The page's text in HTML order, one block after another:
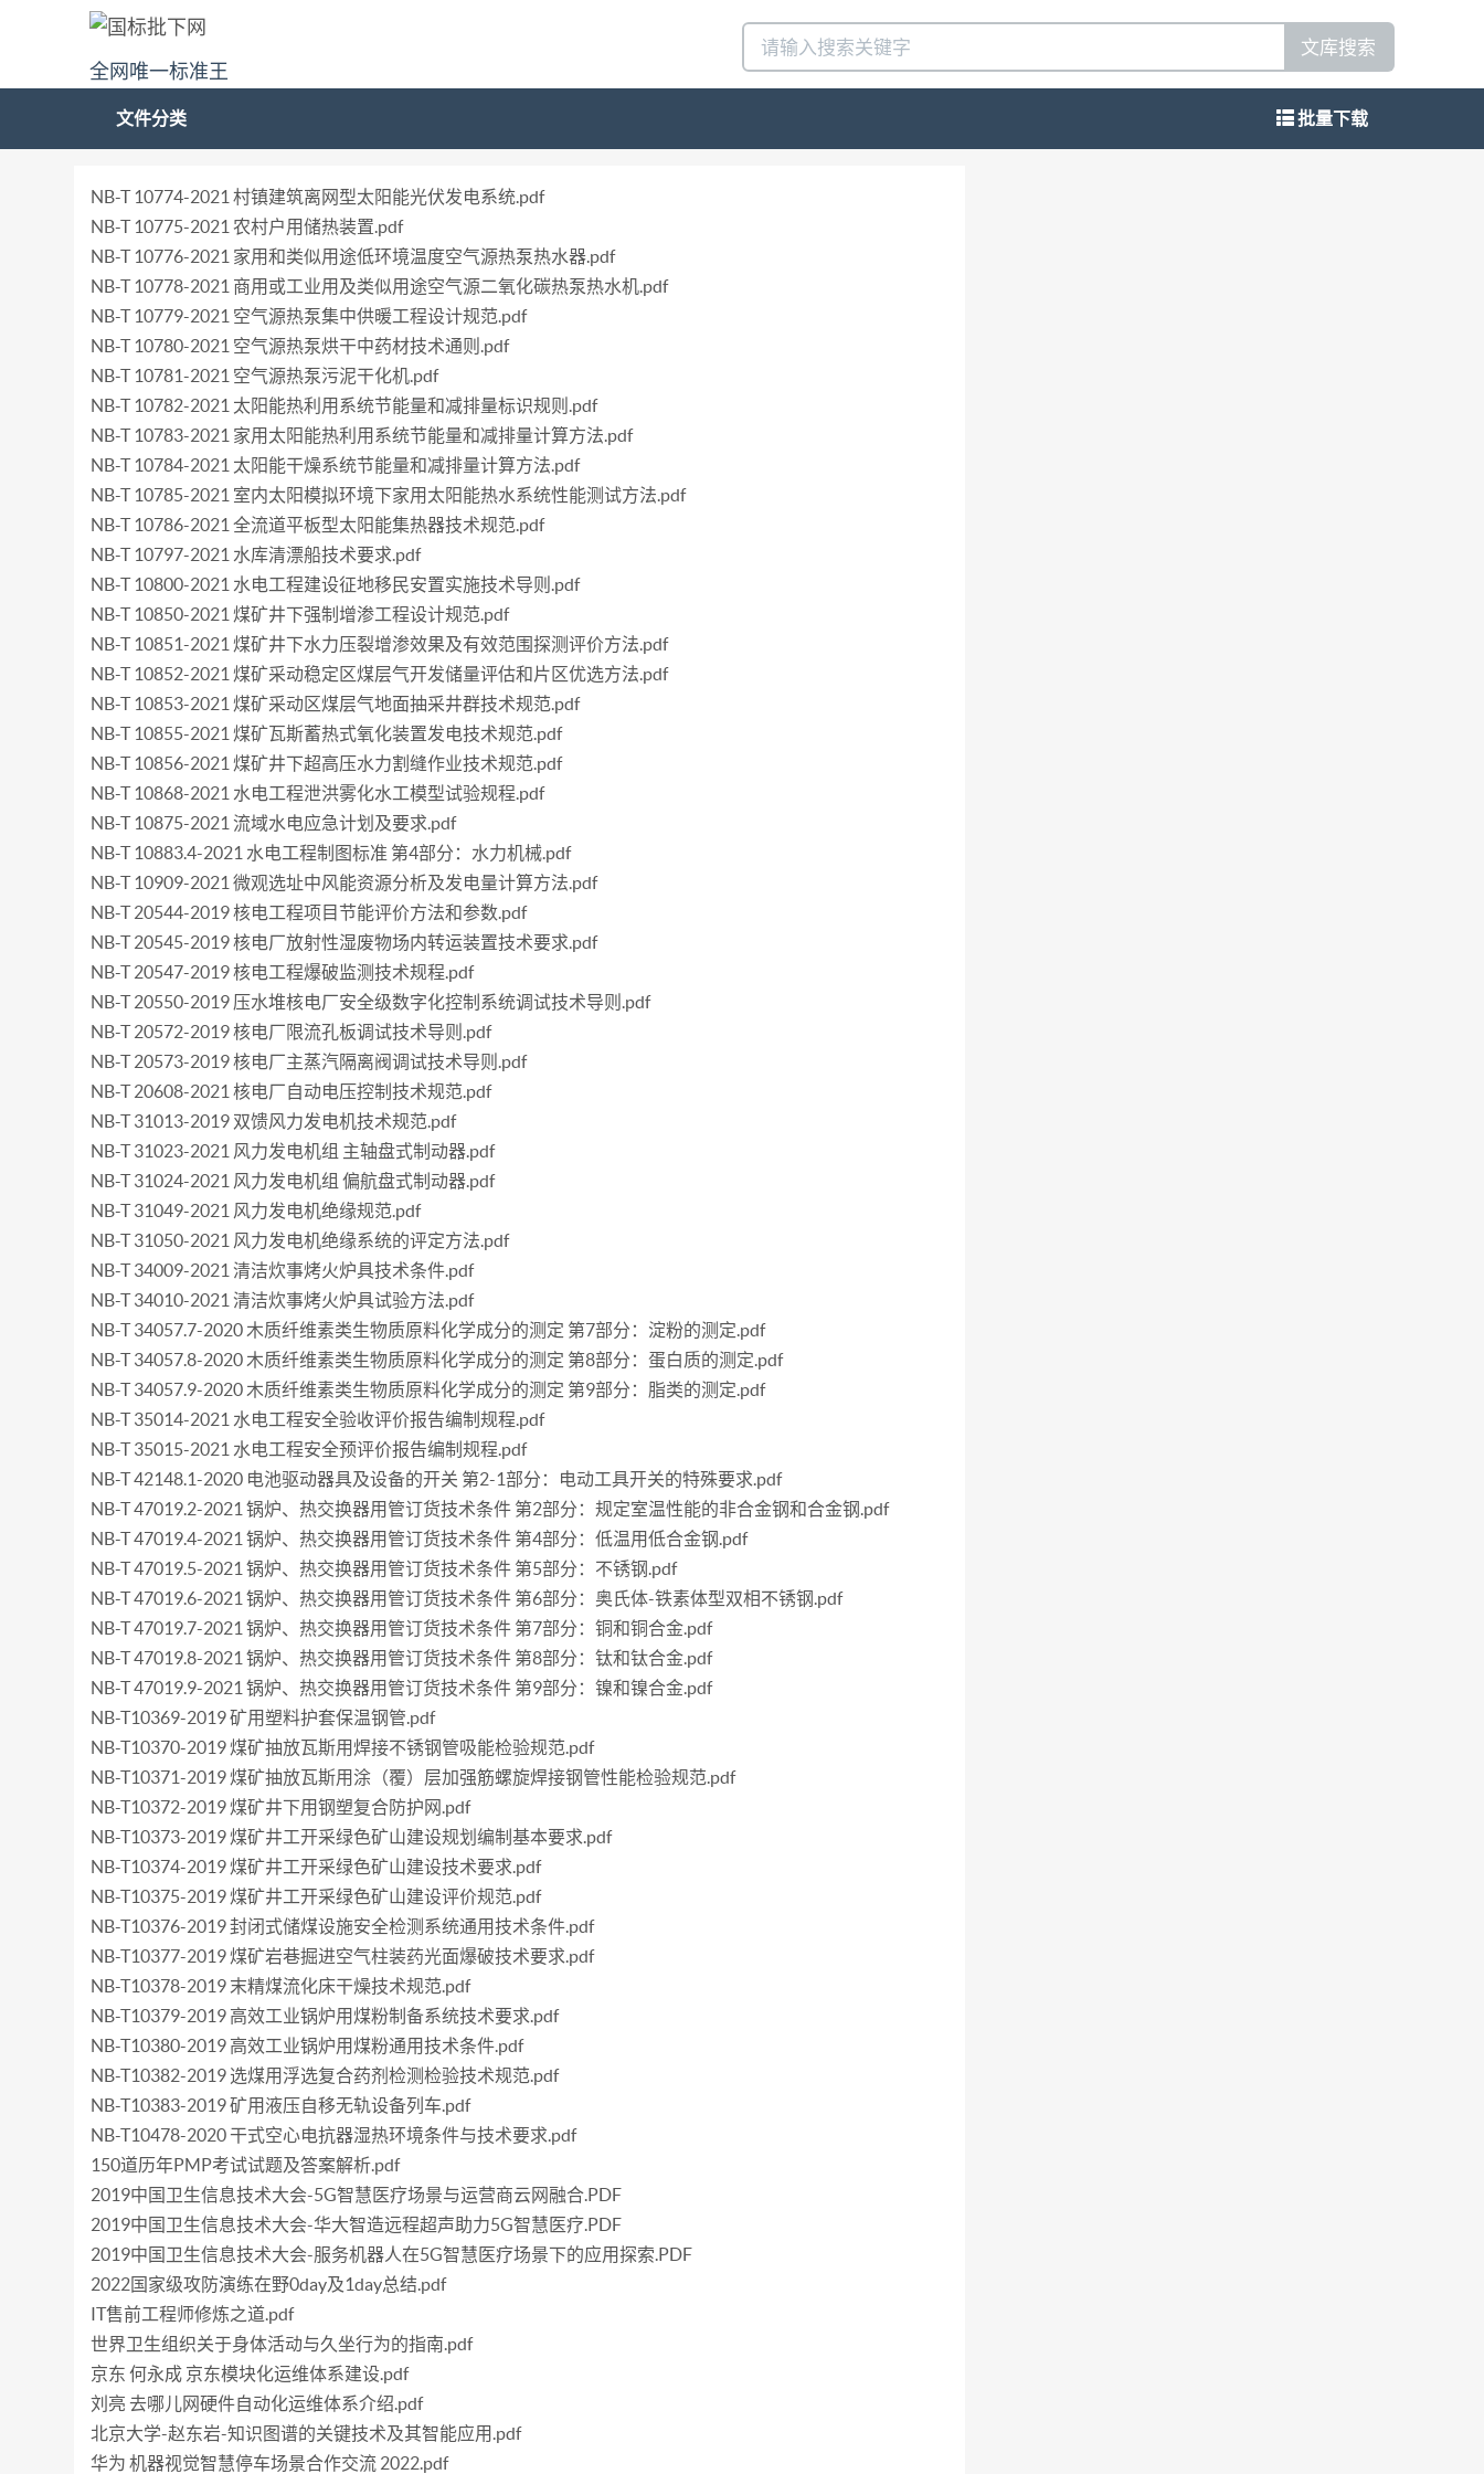
全网唯一标准王
文库搜索
文件分类 批量下载
NB-T 10774-2021 村镇建筑离网型太阳能光伏发电系统.pdf
NB-T 10775-2021 农村户用储热装置.pdf
NB-T 10776-2021 家用和类似用途低环境温度空气源热泵热水器.pdf
NB-T 10778-2021 商用或工业用及类似用途空气源二氧化碳热泵热水机.pdf
NB-T 10779-2021 空气源热泵集中供暖工程设计规范.pdf
NB-T 10780-2021 空气源热泵烘干中药材技术通则.pdf
NB-T 10781-2021 空气源热泵污泥干化机.pdf
NB-T 10782-2021 太阳能热利用系统节能量和减排量标识规则.pdf
NB-T 10783-2021 家用太阳能热利用系统节能量和减排量计算方法.pdf
NB-T 10784-2021 太阳能干燥系统节能量和减排量计算方法.pdf
NB-T 10785-2021 室内太阳模拟环境下家用太阳能热水系统性能测试方法.pdf
NB-T 10786-2021 全流道平板型太阳能集热器技术规范.pdf
NB-T 10797-2021 水库清漂船技术要求.pdf
NB-T 10800-2021 水电工程建设征地移民安置实施技术导则.pdf
NB-T 10850-2021 煤矿井下强制增渗工程设计规范.pdf
NB-T 10851-2021 煤矿井下水力压裂增渗效果及有效范围探测评价方法.pdf
NB-T 10852-2021 煤矿采动稳定区煤层气开发储量评估和片区优选方法.pdf
NB-T 10853-2021 煤矿采动区煤层气地面抽采井群技术规范.pdf
NB-T 10855-2021 煤矿瓦斯蓄热式氧化装置发电技术规范.pdf
NB-T 10856-2021 煤矿井下超高压水力割缝作业技术规范.pdf
NB-T 10868-2021 水电工程泄洪雾化水工模型试验规程.pdf
NB-T 10875-2021 流域水电应急计划及要求.pdf
NB-T 10883.4-2021 水电工程制图标准 第4部分：水力机械.pdf
NB-T 10909-2021 微观选址中风能资源分析及发电量计算方法.pdf
NB-T 20544-2019 核电工程项目节能评价方法和参数.pdf
NB-T 20545-2019 核电厂放射性湿废物场内转运装置技术要求.pdf
NB-T 20547-2019 核电工程爆破监测技术规程.pdf
NB-T 20550-2019 压水堆核电厂安全级数字化控制系统调试技术导则.pdf
NB-T 20572-2019 核电厂限流孔板调试技术导则.pdf
NB-T 20573-2019 核电厂主蒸汽隔离阀调试技术导则.pdf
NB-T 20608-2021 核电厂自动电压控制技术规范.pdf
NB-T 31013-2019 双馈风力发电机技术规范.pdf
NB-T 31023-2021 风力发电机组 主轴盘式制动器.pdf
NB-T 31024-2021 风力发电机组 偏航盘式制动器.pdf
NB-T 31049-2021 风力发电机绝缘规范.pdf
NB-T 31050-2021 风力发电机绝缘系统的评定方法.pdf
NB-T 34009-2021 清洁炊事烤火炉具技术条件.pdf
NB-T 34010-2021 清洁炊事烤火炉具试验方法.pdf
NB-T 34057.7-2020 木质纤维素类生物质原料化学成分的测定 第7部分：淀粉的测定.pdf
NB-T 34057.8-2020 木质纤维素类生物质原料化学成分的测定 第8部分：蛋白质的测定.pdf
NB-T 34057.9-2020 木质纤维素类生物质原料化学成分的测定 第9部分：脂类的测定.pdf
NB-T 35014-2021 水电工程安全验收评价报告编制规程.pdf
NB-T 35015-2021 水电工程安全预评价报告编制规程.pdf
NB-T 42148.1-2020 电池驱动器具及设备的开关 第2-1部分：电动工具开关的特殊要求.pdf
NB-T 47019.2-2021 锅炉、热交换器用管订货技术条件 第2部分：规定室温性能的非合金钢和合金钢.pdf
NB-T 47019.4-2021 锅炉、热交换器用管订货技术条件 第4部分：低温用低合金钢.pdf
NB-T 47019.5-2021 锅炉、热交换器用管订货技术条件 第5部分：不锈钢.pdf
NB-T 47019.6-2021 锅炉、热交换器用管订货技术条件 第6部分：奥氏体-铁素体型双相不锈钢.pdf
NB-T 47019.7-2021 锅炉、热交换器用管订货技术条件 第7部分：铜和铜合金.pdf
NB-T 47019.8-2021 锅炉、热交换器用管订货技术条件 第8部分：钛和钛合金.pdf
NB-T 47019.9-2021 锅炉、热交换器用管订货技术条件 第9部分：镍和镍合金.pdf
NB-T10369-2019 矿用塑料护套保温钢管.pdf
NB-T10370-2019 煤矿抽放瓦斯用焊接不锈钢管吸能检验规范.pdf
NB-T10371-2019 煤矿抽放瓦斯用涂（覆）层加强筋螺旋焊接钢管性能检验规范.pdf
NB-T10372-2019 煤矿井下用钢塑复合防护网.pdf
NB-T10373-2019 煤矿井工开采绿色矿山建设规划编制基本要求.pdf
NB-T10374-2019 煤矿井工开采绿色矿山建设技术要求.pdf
NB-T10375-2019 煤矿井工开采绿色矿山建设评价规范.pdf
NB-T10376-2019 封闭式储煤设施安全检测系统通用技术条件.pdf
NB-T10377-2019 煤矿岩巷掘进空气柱装药光面爆破技术要求.pdf
NB-T10378-2019 末精煤流化床干燥技术规范.pdf
NB-T10379-2019 高效工业锅炉用煤粉制备系统技术要求.pdf
NB-T10380-2019 高效工业锅炉用煤粉通用技术条件.pdf
NB-T10382-2019 选煤用浮选复合药剂检测检验技术规范.pdf
NB-T10383-2019 矿用液压自移无轨设备列车.pdf
NB-T10478-2020 干式空心电抗器湿热环境条件与技术要求.pdf
150道历年PMP考试试题及答案解析.pdf
2019中国卫生信息技术大会-5G智慧医疗场景与运营商云网融合.PDF
2019中国卫生信息技术大会-华大智造远程超声助力5G智慧医疗.PDF
2019中国卫生信息技术大会-服务机器人在5G智慧医疗场景下的应用探索.PDF
2022国家级攻防演练在野0day及1day总结.pdf
IT售前工程师修炼之道.pdf
世界卫生组织关于身体活动与久坐行为的指南.pdf
京东 何永成 京东模块化运维体系建设.pdf
刘亮 去哪儿网硬件自动化运维体系介绍.pdf
北京大学-赵东岩-知识图谱的关键技术及其智能应用.pdf
华为 机器视觉智慧停车场景合作交流 2022.pdf